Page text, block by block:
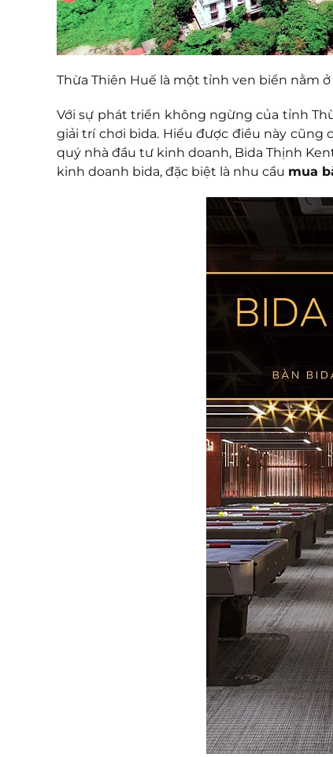
Thừa Thiên Huế là một tỉnh ven biển nằm
Với sự phát triển không ngừng của tỉnh
giải trí chơi bida. Hiểu được điều này cũng
quý nhà đầu tư kinh doanh, Bida Thịnh
kinh doanh bida, đặc biệt là nhu cầu mua